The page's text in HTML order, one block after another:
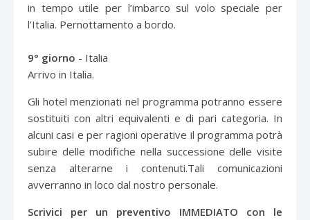
in tempo utile per l’imbarco sul volo speciale per
l’Italia. Pernottamento a bordo.
9° giorno - Italia
Arrivo in Italia.
Gli hotel menzionati nel programma potranno essere
sostituiti con altri equivalenti e di pari categoria. In
alcuni casi e per ragioni operative il programma potrà
subire delle modifiche nella successione delle visite
senza alterarne i contenuti.Tali comunicazioni
avverranno in loco dal nostro personale.
Scrivici per un preventivo IMMEDIATO con le